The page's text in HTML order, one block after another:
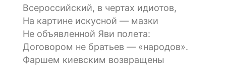
Всероссийский, в чертах идиотов,
На картине искусной — мазки
Не объявленной Яви полета:
Договором не братьев — «народов».
Фаршем киевским возвращены